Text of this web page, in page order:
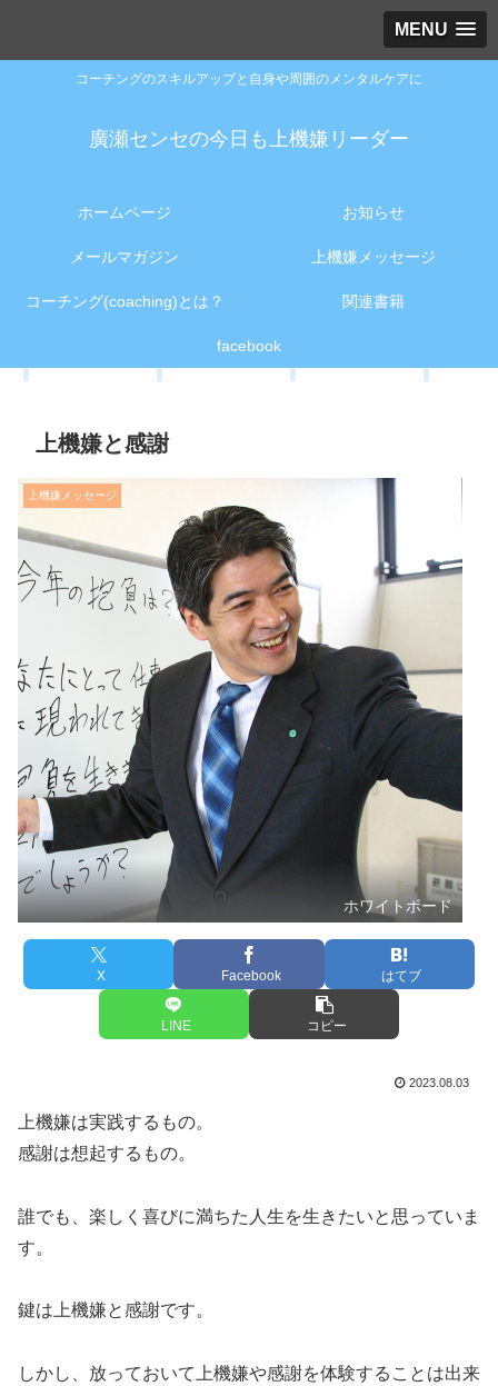
MENU
コーチングのスキルアップと自身や周囲のメンタルケアに
廣瀬センセの今日も上機嫌リーダー
ホームページ お知らせ
メールマガジン 上機嫌メッセージ
コーチング(coaching)とは？ 関連書籍
facebook
上機嫌と感謝
上機嫌メッセージ
ホワイトボード
X Facebook はてブ
LINE コピー
2023.08.03
上機嫌は実践するもの。
感謝は想起するもの。
誰でも、楽しく喜びに満ちた人生を生きたいと思っていま
す。
鍵は上機嫌と感謝です。
しかし、放っておいて上機嫌や感謝を体験することは出来